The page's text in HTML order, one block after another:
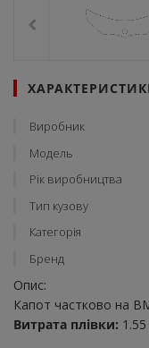
Виробник
Модель
Рік виробництва
Тип кузову
Категорія
Бренд
Опис:
Капот частково на
Витрата плівки: